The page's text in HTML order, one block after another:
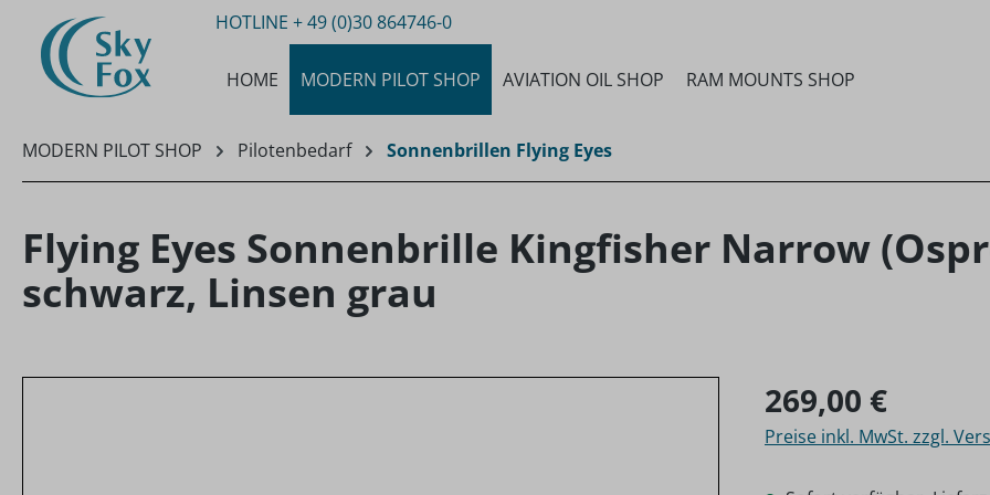
Hauptinhalt springen
Zur Suche springen
Zur Hauptnavigation springen
HOTLINE + 49 (0)30 864746-0
HOME MODERN PILOT SHOP AVIATION OIL SHOP RAM MOUNTS SHOP
MODERN PILOT SHOP Pilotenbedarf Sonnenbrillen Flying Eyes
Flying Eyes Sonnenbrille Kingfisher Narrow
schwarz, Linsen grau
Regulärer Preis:
269,00 €
Preise inkl. MwSt. zzgl.